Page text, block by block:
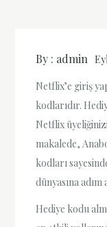
By : admin
Netflix’e giriş
kodlarıdır.
Netflix
makalede,
kodları
dünyasına
Hediye kodu